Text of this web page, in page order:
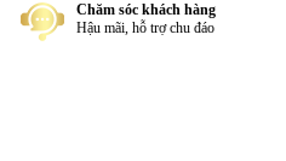
Chăm sóc khách hàng
Hậu mãi, hỗ trợ chu đáo